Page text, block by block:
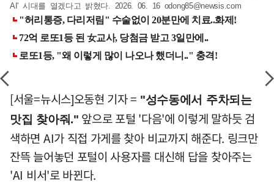
AI' 시대를 열겠다고 밝혔다. 2026. 06. 16 odong85@newsis.com
[서울=뉴시스]오동현 기자 = "성수동에서 주차되는
맛집 찾아줘." 앞으로 포털 '다음'에 이렇게 말하듯 검
색하면 AI가 직접 가게를 찾아 비교까지 해준다. 링크만
잔뜩 늘어놓던 포털이 사용자를 대신해 답을 찾아주는
'AI 비서'로 바뀐다.